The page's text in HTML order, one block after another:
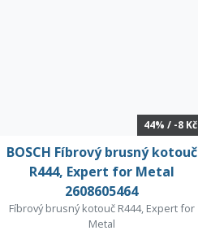
44% / -8 Kč
BOSCH Fíbrový brusný kotouč
R444, Expert for Metal
2608605464
Fíbrový brusný kotouč R444, Expert for
Metal